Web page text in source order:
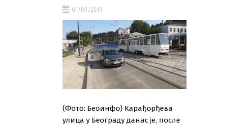
01/09/2019
(Фото: Беоинфо) Kарађорђева
улица у Београду данас је, после